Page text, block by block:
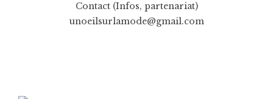
Contact (Infos, partenariat)
unoeilsurlamode@gmail.com